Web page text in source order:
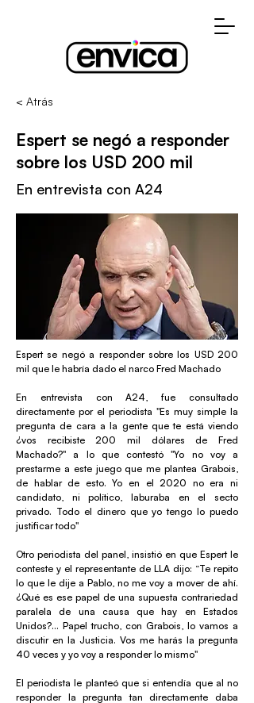
< Atrás
Espert se negó a responder
sobre los USD 200 mil
En entrevista con A24
Espert se negó a responder sobre los USD 200
mil que le habría dado el narco Fred Machado
En entrevista con A24, fue consultado
directamente por el periodista "Es muy simple la
pregunta de cara a la gente que te está viendo
¿vos recibiste 200 mil dólares de Fred
Machado?" a lo que contestó "Yo no voy a
prestarme a este juego que me plantea Grabois,
de hablar de esto. Yo en el 2020 no era ni
candidato, ni político, laburaba en el secto
privado. Todo el dinero que yo tengo lo puedo
justificar todo"
Otro periodista del panel, insistió en que Espert le
conteste y el representante de LLA dijo: “Te repito
lo que le dije a Pablo, no me voy a mover de ahí.
¿Qué es ese papel de una supuesta contrariedad
paralela de una causa que hay en Estados
Unidos?... Papel trucho, con Grabois, lo vamos a
discutir en la Justicia. Vos me harás la pregunta
40 veces y yo voy a responder lo mismo"
El periodista le planteó que si entendía que al no
responder la pregunta tan directamente daba